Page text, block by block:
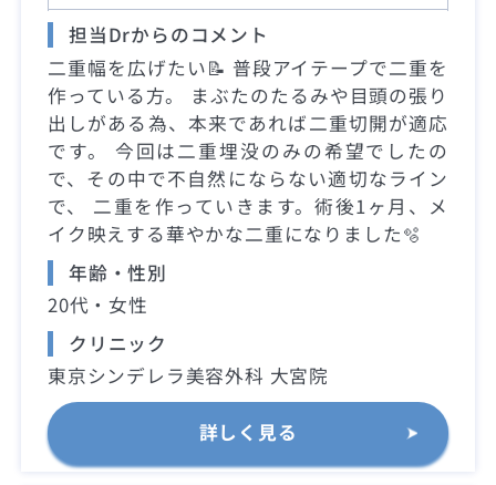
担当Drからのコメント
二重幅を広げたい📝 普段アイテープで二重を
作っている方。 まぶたのたるみや目頭の張り
出しがある為、本来であれば二重切開が適応
です。 今回は二重埋没のみの希望でしたの
で、その中で不自然にならない適切なライン
で、 二重を作っていきます。術後1ヶ月、メ
イク映えする華やかな二重になりました🫧
年齢・性別
20代・女性
クリニック
東京シンデレラ美容外科 大宮院
詳しく見る